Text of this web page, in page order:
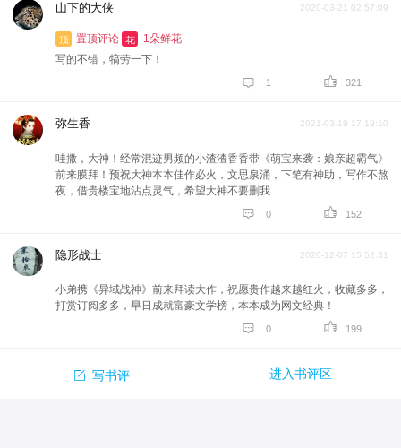
山下的大侠 2020-03-21 02:57:09
顶 置顶评论 花
1朵鲜花
写的不错，犒劳一下！
 1  321
弥生香 2021-03-19 17:19:10
哇撒，大神！经常混迹男频的小渣渣香香带《萌宝来袭：娘亲超霸气》
前来膜拜！预祝大神本本佳作必火，文思泉涌，下笔有神助，写作不熬
夜，借贵楼宝地沾点灵气，希望大神不要删我……
 0  152
隐形战士 2020-12-07 15:52:31
小弟携《异域战神》前来拜读大作，祝愿贵作越来越红火，收藏多多，
打赏订阅多多，早日成就富豪文学榜，本本成为网文经典！
 0  199
 写书评 进入书评区